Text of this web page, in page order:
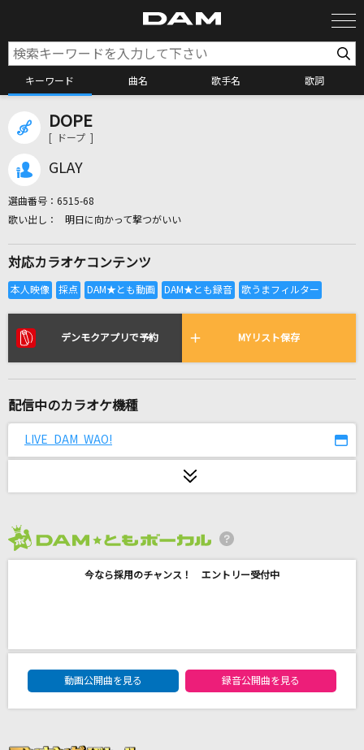
キーワード 曲名 歌手名 歌詞
全国りれき
リアルタイムで歌われている曲の一覧
催し
あいつら全員同窓会
[生音]To Love You More [トゥ・ラヴ・ユー・
モア]
DOPE
[ ドープ ]
GLAY
選曲番号： 6515-68
明日に向かって撃つがいい
対応カラオケコンテンツ
デンモクアプリで予約 MYリスト保存
配信中のカラオケ機種
LIVE DAM WAO!
今なら採用のチャンス！ エントリー受付中
DAM★ともボーカルエントリーランキング
動画公開曲を見る
録音公開曲を見る